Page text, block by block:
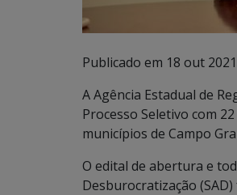
Publicado em 18 out 2021
A Agência Estadual de
Processo Seletivo com
municípios de Campo
O edital de abertura e
Desburocratização